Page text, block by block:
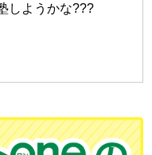
しようかな???